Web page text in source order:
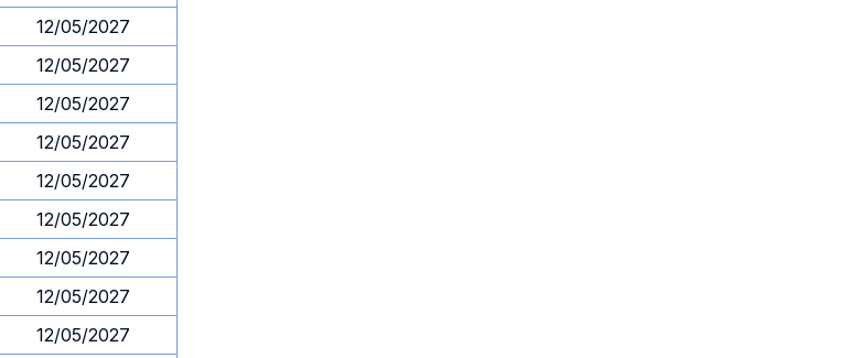
12/05/2027
12/05/2027
12/05/2027
12/05/2027
12/05/2027
12/05/2027
12/05/2027
12/05/2027
12/05/2027